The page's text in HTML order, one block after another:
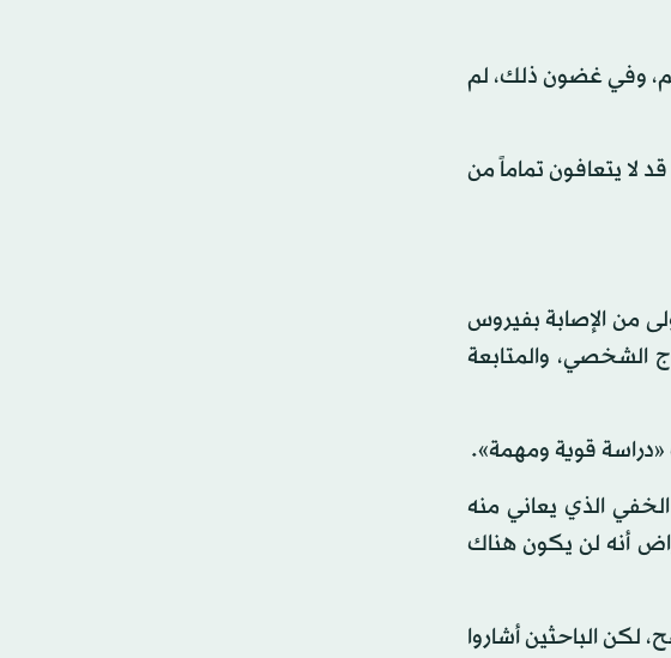
وفي غضون ذلك، لم
لدى 5.6 في المائة من المرضى، في حين أن 4.4 في المائة قد لا يتعافون تماماً من
من الإصابة بفيروس
الشخصي، والمتابعة
«دراسة قوية ومهمة».
الذي يعاني منه
أنه لن يكون هناك
لكن الباحثين أشاروا